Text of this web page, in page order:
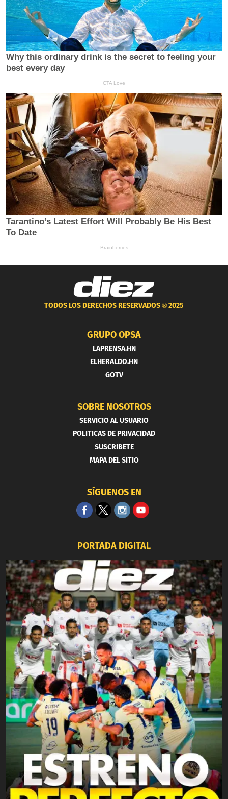
TODOS LOS DERECHOS RESERVADOS ®2025
GRUPO OPSA
LAPRENSA.HN
ELHERALDO.HN
GOTV
SOBRE NOSOTROS
SERVICIO AL USUARIO
POLITICAS DE PRIVACIDAD
SUSCRIBETE
MAPA DEL SITIO
SÍGUENOS EN
PORTADA DIGITAL